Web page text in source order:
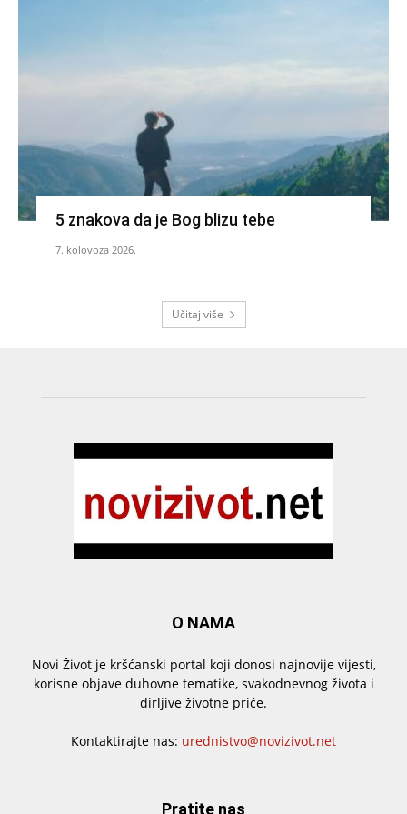
5 znakova da je Bog blizu tebe
7. kolovoza 2026.
Učitaj više
O NAMA
Novi Život je kršćanski portal koji donosi najnovije vijesti,
korisne objave duhovne tematike, svakodnevnog života i
dirljive životne priče.
Kontaktirajte nas: urednistvo@novizivot.net
Pratite nas